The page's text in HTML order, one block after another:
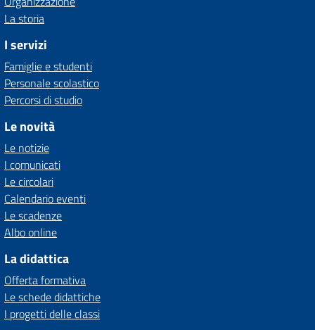
La storia
I servizi
Famiglie e studenti
Personale scolastico
Percorsi di studio
Le novità
Le notizie
I comunicati
Le circolari
Calendario eventi
Le scadenze
Albo online
La didattica
Offerta formativa
Le schede didattiche
I progetti delle classi